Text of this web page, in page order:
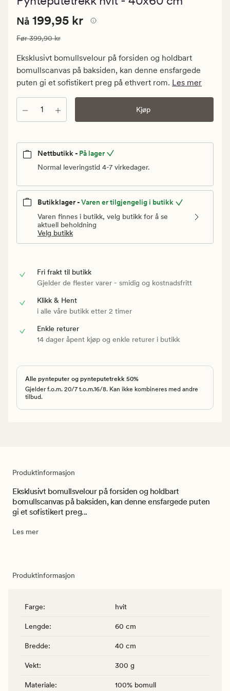
Nåværende
199,95
kr.
Vanlig
pris
Nåværende pris
Nå 199,95 kr
Vanlig pris 399,90 kr
Før399,90 kr
Eksklusivt bomullsvelour på forsiden og holdbart
bomullscanvas på baksiden, kan denne ensfargede
puten gi et sofistikert preg på ethvert rom. Les mer
Antall Kjøp
Nettbutikk - På lager
Normal leveringstid 4-7 virkedager.
Butikklager -Varen er tilgjengelig i butikk
Varen finnes i butikk, velg butikk for å se
aktuell beholdning
Velg butikk
Fri frakt til butikk
Gjelder de flester varer - smidig og kostnadsfritt
Klikk & Hent
i alle våre butikk etter 2 timer
Enkle returer
14 dager åpent kjøp og enkle returer i butikk
Alle pynteputer og pynteputetrekk 50%
Gjelder f.o.m. 20/7 t.o.m.16/8. Kan ikke kombineres med andre
tilbud.
Produktinformasjon
Eksklusivt bomullsvelour på forsiden og holdbart
bomullscanvas på baksiden, kan denne ensfargede puten
gi et sofistikert preg...
Les mer
Produktinformasjon
Farge: hvit
Lengde: 60 cm
Bredde: 40 cm
Vekt: 300 g
Materiale: 100% bomull